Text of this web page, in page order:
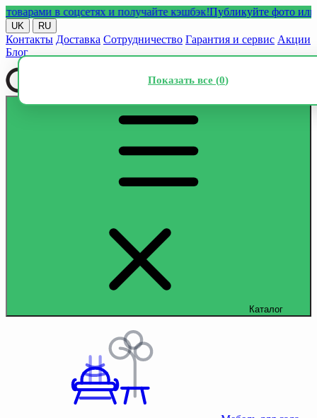
в соцсетях и получайте кэшбэк!Публикуйте фото или
UK RU
Контакты Доставка Сотрудничество Гарантия и сервис Акции
Блог
Каталог
Показать все (0)